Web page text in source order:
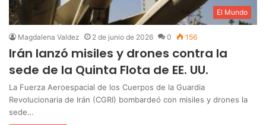
El Mundo
Magdalena Valdez 2 de junio de 2026 0 156
Irán lanzó misiles y drones contra la
sede de la Quinta Flota de EE. UU.
La Fuerza Aeroespacial de los Cuerpos de la Guardia
Revolucionaria de Irán (CGRI) bombardeó con misiles y drones la
sede…